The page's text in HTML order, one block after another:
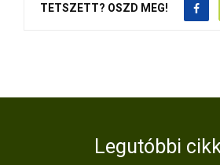
TETSZETT? OSZD MEG!
Legutóbbi